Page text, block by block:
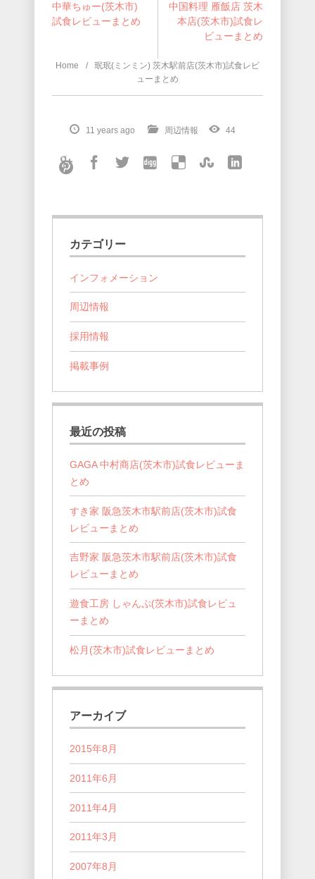
中華ちゅー(茨木市)
試食レビューまとめ
中国料理 雁飯店 茨木
本店(茨木市)試食レ
ビューまとめ
Home
珉珉(ミンミン) 茨木駅前店(茨木市)試食レビ
ューまとめ
11 years ago 周辺情報 44
カテゴリー
インフォメーション
周辺情報
採用情報
掲載事例
最近の投稿
GAGA 中村商店(茨木市)試食レビューま
とめ
すき家 阪急茨木市駅前店(茨木市)試食
レビューまとめ
吉野家 阪急茨木市駅前店(茨木市)試食
レビューまとめ
遊食工房 しゃんぷ(茨木市)試食レビュ
ーまとめ
松月(茨木市)試食レビューまとめ
アーカイブ
2015年8月
2011年6月
2011年4月
2011年3月
2007年8月